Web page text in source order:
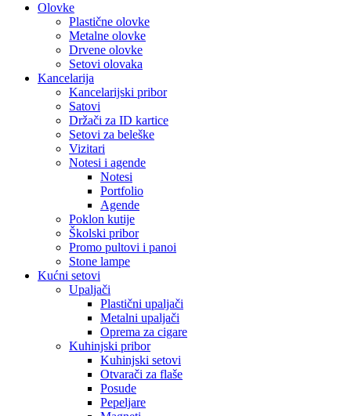
Olovke
Plastične olovke
Metalne olovke
Drvene olovke
Setovi olovaka
Kancelarija
Kancelarijski pribor
Satovi
Držači za ID kartice
Setovi za beleške
Vizitari
Notesi i agende
Notesi
Portfolio
Agende
Poklon kutije
Školski pribor
Promo pultovi i panoi
Stone lampe
Kućni setovi
Upaljači
Plastični upaljači
Metalni upaljači
Oprema za cigare
Kuhinjski pribor
Kuhinjski setovi
Otvarači za flaše
Posude
Pepeljare